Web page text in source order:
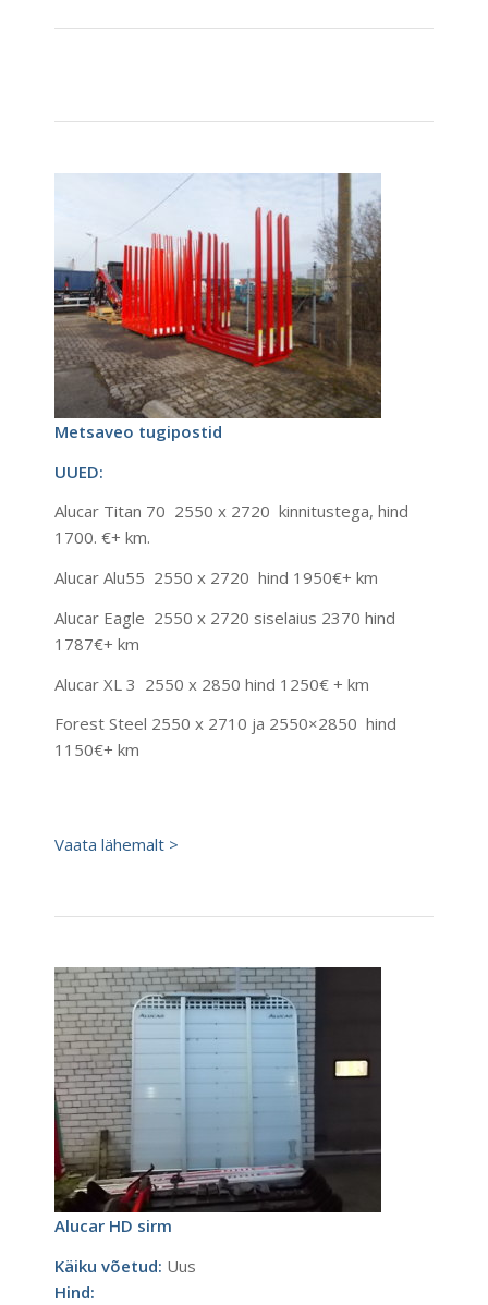
Metsaveo tugipostid
UUED:
Alucar Titan 70 2550 x 2720 kinnitustega, hind
1700. €+ km.
Alucar Alu55 2550 x 2720 hind 1950€+ km
Alucar Eagle 2550 x 2720 siselaius 2370 hind
1787€+ km
Alucar XL 3 2550 x 2850 hind 1250€ + km
Forest Steel 2550 x 2710 ja 2550×2850 hind
1150€+ km
Vaata lähemalt >
Alucar HD sirm
Käiku võetud: Uus
Hind: